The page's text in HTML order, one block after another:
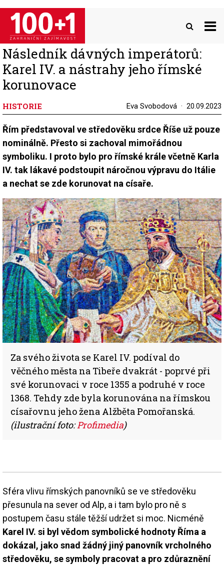
Přejít
hlavnímu
obsahu
Následník dávných imperátorů:
Karel IV. a nástrahy jeho římské
korunovace
HISTORIE Eva Svobodová 20.09.2023
Řím představoval ve středověku srdce Říše už pouze
nominálně. Přesto si zachoval mimořádnou
symboliku. I proto bylo pro římské krále včetně Karla
IV. tak lákavé podstoupit náročnou výpravu do Itálie
a nechat se zde korunovat na císaře.
Za svého života se Karel IV. podíval do
věčného města na Tibeře dvakrát - poprvé při
své korunovaci v roce 1355 a podruhé v roce
1368. Tehdy zde byla korunována na římskou
císařovnu jeho žena Alžběta Pomořanská.
(ilustrační foto:Profimedia)
Sféra vlivu římských panovníků se ve středověku
přesunula na sever od Alp, a i tam bylo pro ně s
postupem času stále těžší udržet si moc. Nicméně
Karel IV. si byl vědom symbolické hodnoty Říma a
dokázal, jako snad žádný jiný panovník vrcholného
středověku, se symboly pracovat a pro zdůraznění